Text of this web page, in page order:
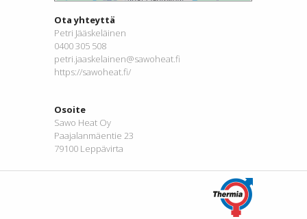
Ota yhteyttä
Petri Jääskeläinen
0400 305 508
petri.jaaskelainen@sawoheat.fi
https://sawoheat.fi/
Osoite
Sawo Heat Oy
Paajalanmäentie 23
79100 Leppävirta